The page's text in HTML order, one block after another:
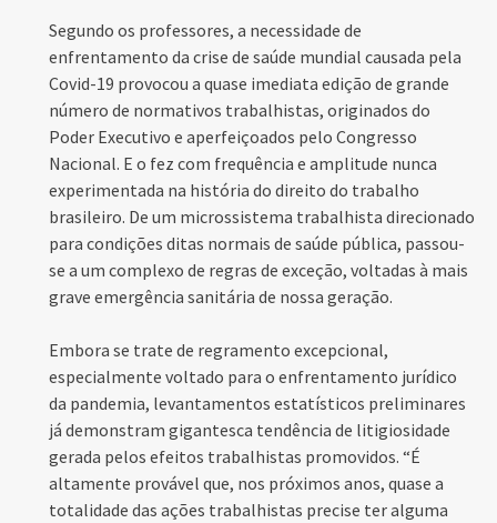
Segundo os professores, a necessidade de
enfrentamento da crise de saúde mundial causada pela
Covid-19 provocou a quase imediata edição de grande
número de normativos trabalhistas, originados do
Poder Executivo e aperfeiçoados pelo Congresso
Nacional. E o fez com frequência e amplitude nunca
experimentada na história do direito do trabalho
brasileiro. De um microssistema trabalhista direcionado
para condições ditas normais de saúde pública, passou-
se a um complexo de regras de exceção, voltadas à mais
grave emergência sanitária de nossa geração.
Embora se trate de regramento excepcional,
especialmente voltado para o enfrentamento jurídico
da pandemia, levantamentos estatísticos preliminares
já demonstram gigantesca tendência de litigiosidade
gerada pelos efeitos trabalhistas promovidos. “É
altamente provável que, nos próximos anos, quase a
totalidade das ações trabalhistas precise ter alguma